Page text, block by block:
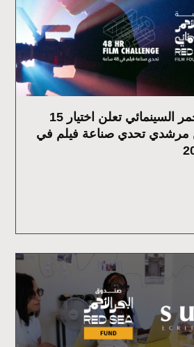
مؤسسة البحر الأحمر السينمائي تعلن اختيار 15
تحدي صناعة فيلم في